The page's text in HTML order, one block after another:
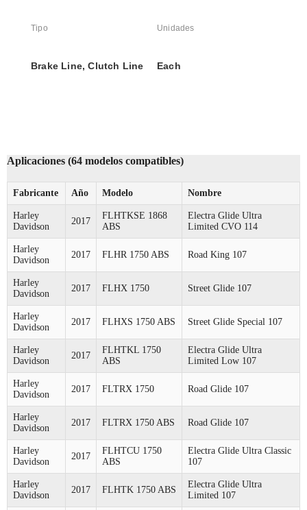
Tipo
Brake Line, Clutch Line
Unidades
Each
Aplicaciones (64 modelos compatibles)
Fabricante Año Modelo Nombre
Harley
Davidson
2017
FLHTKSE 1868
ABS
Electra Glide Ultra
Limited CVO 114
Harley
Davidson
2017 FLHR 1750 ABS Road King 107
Harley
Davidson
2017 FLHX 1750 Street Glide 107
Harley
Davidson
2017 FLHXS 1750 ABS Street Glide Special 107
Harley
Davidson
2017
FLHTKL 1750
ABS
Electra Glide Ultra
Limited Low 107
Harley
Davidson
2017 FLTRX 1750 Road Glide 107
Harley
Davidson
2017 FLTRX 1750 ABS Road Glide 107
Harley
Davidson
2017
FLHTCU 1750
ABS
Electra Glide Ultra Classic
107
Harley
Davidson
2017 FLHTK 1750 ABS
Electra Glide Ultra
Limited 107